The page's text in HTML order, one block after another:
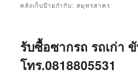
คลังเก็บป้ายกำกับ:สมุทรสาคร
รับซื้อซากรถ รถเก่า
โทร.0818805531